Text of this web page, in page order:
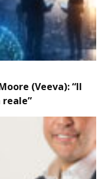
(Veeva): “Il
reale”